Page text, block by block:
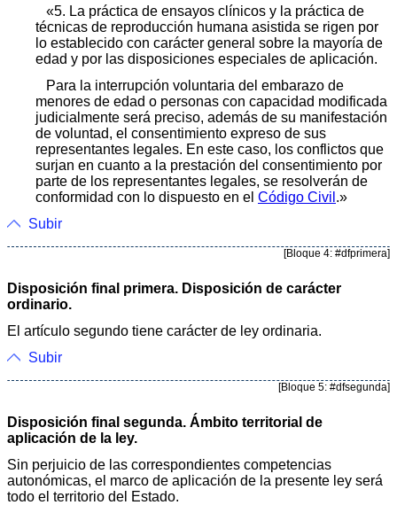
«5. La práctica de ensayos clínicos y la práctica de
técnicas de reproducción humana asistida se rigen por
lo establecido con carácter general sobre la mayoría de
edad y por las disposiciones especiales de aplicación.
Para la interrupción voluntaria del embarazo de
menores de edad o personas con capacidad modificada
judicialmente será preciso, además de su manifestación
de voluntad, el consentimiento expreso de sus
representantes legales. En este caso, los conflictos que
surjan en cuanto a la prestación del consentimiento por
parte de los representantes legales, se resolverán de
conformidad con lo dispuesto en el Código Civil .»
Subir
[Bloque 4: #dfprimera]
Disposición final primera. Disposición de carácter
ordinario.
El artículo segundo tiene carácter de ley ordinaria.
Subir
[Bloque 5: #dfsegunda]
Disposición final segunda. Ámbito territorial de
aplicación de la ley.
Sin perjuicio de las correspondientes competencias
autonómicas, el marco de aplicación de la presente ley será
todo el territorio del Estado.